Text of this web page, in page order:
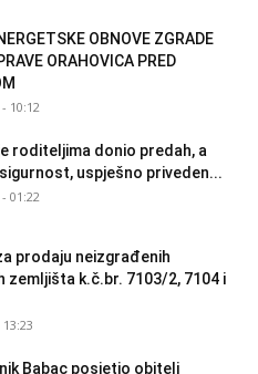
OBNOVE ZGRADE
ORAHOVICA PRED
10:12
roditeljima donio predah, a
uspješno priveden...
01:22
prodaju neizgrađenih
zemljišta k.č.br. 7103/2, 7104 i
Babac posjetio obitelj